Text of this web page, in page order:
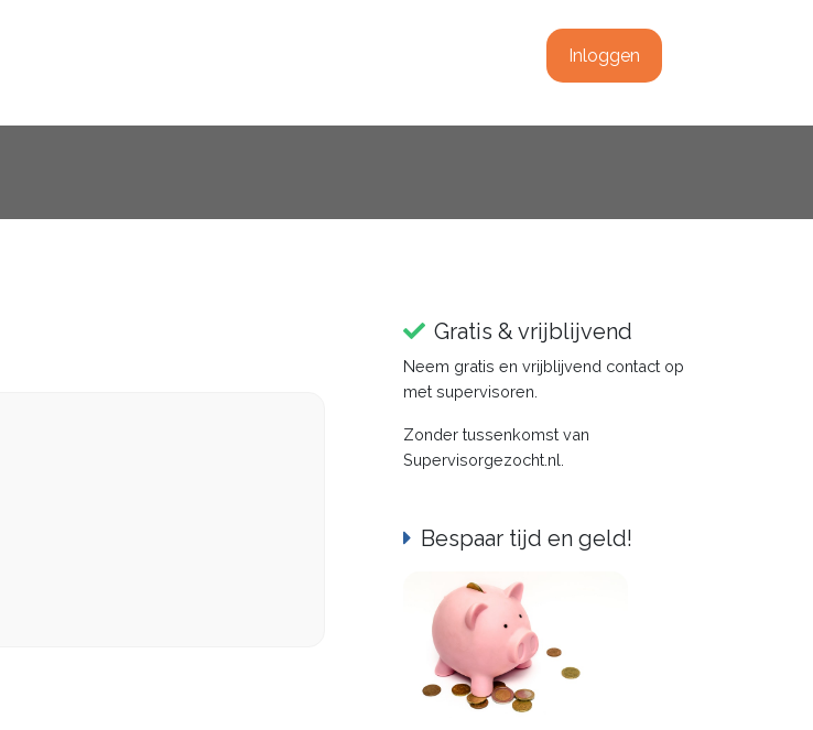
Inloggen
Gratis & vrijblijvend
Neem gratis en vrijblijvend contact op
met supervisoren.
Zonder tussenkomst van
Supervisorgezocht.nl.
Bespaar tijd en geld!